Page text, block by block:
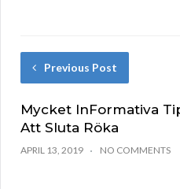
Previous Post
Mycket InFormativa
Att Sluta Röka
APRIL 13, 2019 NO COMMENTS